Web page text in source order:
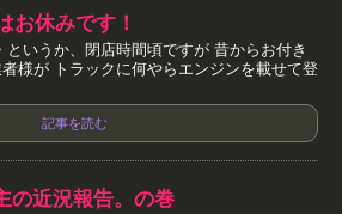
お休みです！
というか、閉店時間頃ですが 昔からお付き
様が トラックに何やらエンジンを載せて登
記事を読む
の近況報告。の巻